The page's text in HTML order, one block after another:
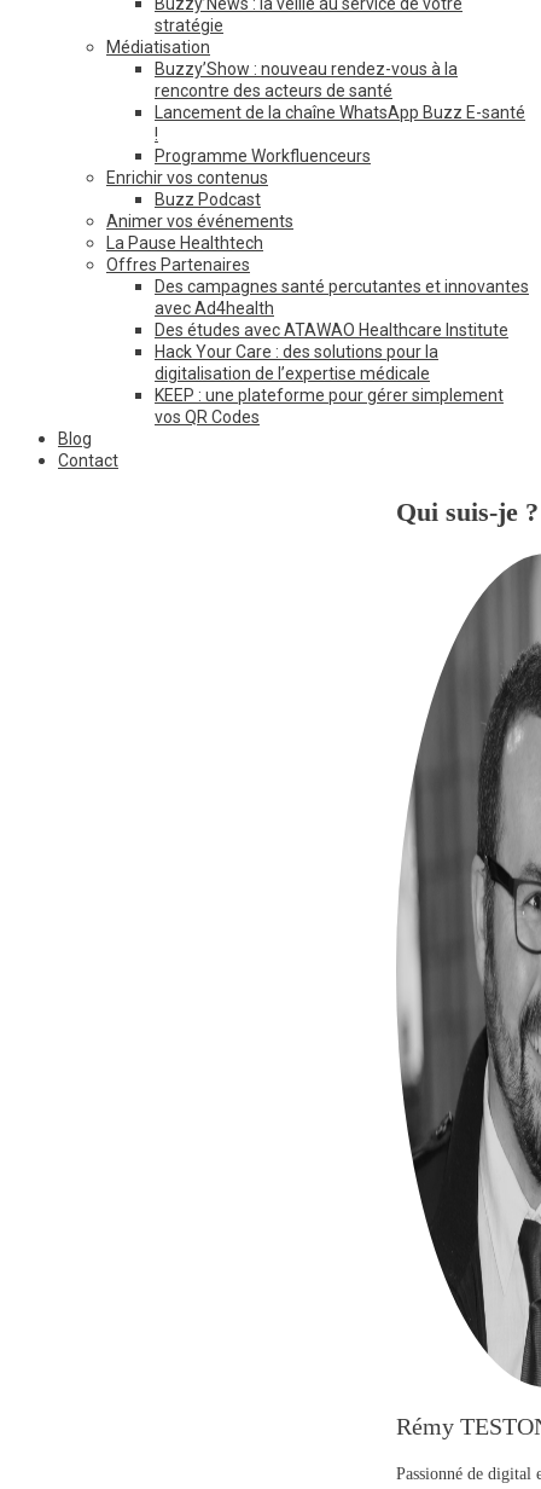
stratégie
Médiatisation
Buzzy’Show : nouveau rendez-vous à la
rencontre des acteurs de santé
Lancement de la chaîne WhatsApp Buzz E-santé
!
Programme Workfluenceurs
Enrichir vos contenus
Buzz Podcast
Animer vos événements
La Pause Healthtech
Offres Partenaires
Des campagnes santé percutantes et innovantes
avec Ad4health
Des études avec ATAWAO Healthcare Institute
Hack Your Care : des solutions pour la
digitalisation de l’expertise médicale
KEEP : une plateforme pour gérer simplement
vos QR Codes
Blog
Contact
Qui suis-je ?
Rémy
Passionné de digital